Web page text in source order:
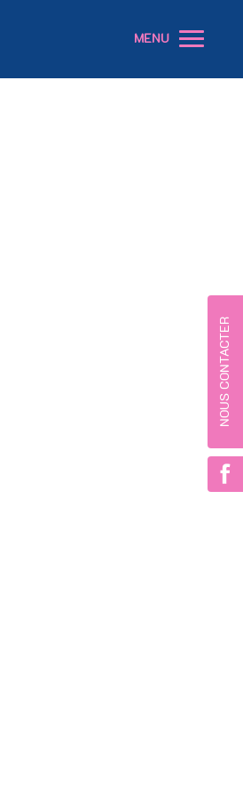
MENU
NOUS CONTACTER